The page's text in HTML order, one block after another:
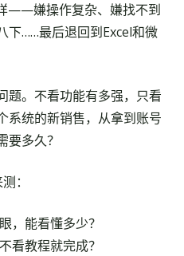
——嫌操作复杂、嫌找不到
下……最后退回到Excel和微
题。不看功能有多强，只看
系统的新销售，从拿到账号
要多久？
：
，能看懂多少？
看教程就完成？